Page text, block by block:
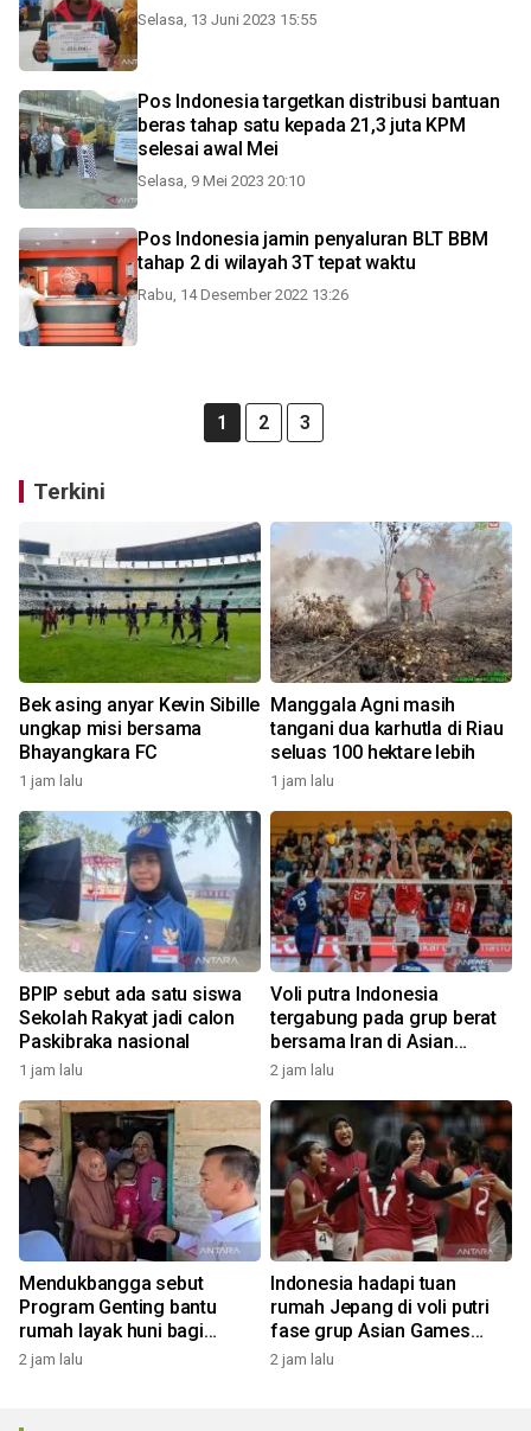
Selasa, 13 Juni 2023 15:55
Pos Indonesia targetkan distribusi bantuan
beras tahap satu kepada 21,3 juta KPM
selesai awal Mei
Selasa, 9 Mei 2023 20:10
Pos Indonesia jamin penyaluran BLT BBM
tahap 2 di wilayah 3T tepat waktu
Rabu, 14 Desember 2022 13:26
1 2 3
Terkini
Bek asing anyar Kevin Sibille
ungkap misi bersama
Bhayangkara FC
1 jam lalu
Manggala Agni masih
tangani dua karhutla di Riau
seluas 100 hektare lebih
1 jam lalu
BPIP sebut ada satu siswa
Sekolah Rakyat jadi calon
Paskibraka nasional
1 jam lalu
Voli putra Indonesia
tergabung pada grup berat
bersama Iran di Asian
Games 2026
2 jam lalu
Mendukbangga sebut
Program Genting bantu
rumah layak huni bagi
keluarga stunting
2 jam lalu
Indonesia hadapi tuan
rumah Jepang di voli putri
fase grup Asian Games
2026
2 jam lalu